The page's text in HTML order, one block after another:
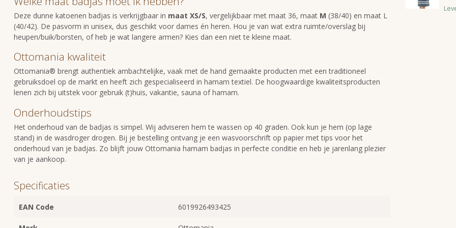
Deze dunne katoenen badjas is verkrijgbaar in maat XS/S, vergelijkbaar met maat 36, maat M (38/40) en maat L
(40/42). De pasvorm in unisex, dus geschikt voor dames én heren. Hou je van wat extra ruimte/overslag bij
heupen/buik/borsten, of heb je wat langere armen? Kies dan een niet te kleine maat.
Ottomania kwaliteit
Ottomania® brengt authentiek ambachtelijke, vaak met de hand gemaakte producten met een traditioneel
gebruiksdoel op de markt en heeft zich gespecialiseerd in hamam textiel. De hoogwaardige kwaliteitsproducten
lenen zich bij uitstek voor gebruik (t)huis, vakantie, sauna of hamam.
Onderhoudstips
Het onderhoud van de badjas is simpel. Wij adviseren hem te wassen op 40 graden. Ook kun je hem (op lage
stand) in de wasdroger drogen. Bij je bestelling ontvang je een wasvoorschrift op papier met tips voor het
onderhoud van je badjas. Zo blijft jouw Ottomania hamam badjas in perfecte conditie en heb je jarenlang plezier
van je aankoop.
Specificaties
EAN Code 6019926493425